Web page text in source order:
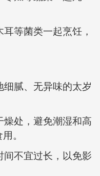
等菌类一起烹饪，
腻、无异味的太岁
燥处，避免潮湿和高
。
间不宜过长，以免影